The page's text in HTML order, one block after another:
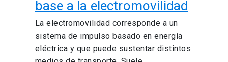
base a la electromovilidad
La electromovilidad corresponde a un
sistema de impulso basado en energía
eléctrica y que puede sustentar distintos